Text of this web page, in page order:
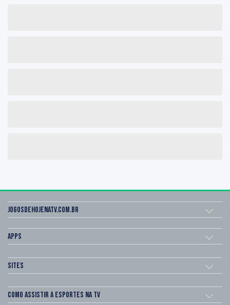
Jogosdehojenatv.com.br
Apps
Sites
Como assistir a esportes na TV